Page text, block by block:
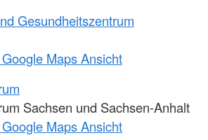
Gesundheitszentrum
Maps Ansicht
Sachsen und Sachsen-Anhalt
Maps Ansicht